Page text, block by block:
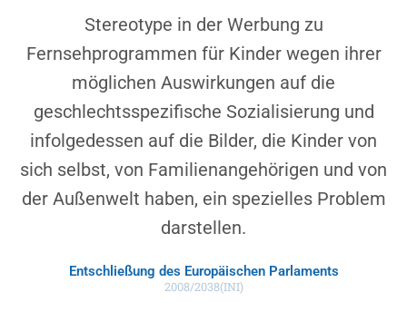
Stereotype in der Werbung zu
Fernsehprogrammen für Kinder wegen ihrer
möglichen Auswirkungen auf die
geschlechtsspezifische Sozialisierung und
infolgedessen auf die Bilder, die Kinder von
sich selbst, von Familienangehörigen und von
der Außenwelt haben, ein spezielles Problem
darstellen.
Entschließung des Europäischen Parlaments
2008/2038(INI)